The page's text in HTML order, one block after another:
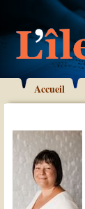
Accueil